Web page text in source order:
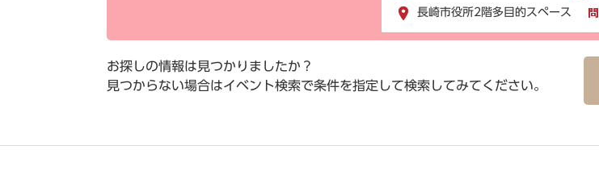
長崎市役所2階多目的スペース
お探しの情報は見つかりましたか？
見つからない場合はイベント検索で条件を指定して検索してみてください。